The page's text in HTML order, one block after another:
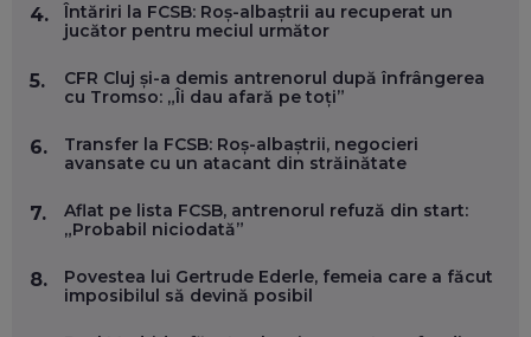
ANDREI AVĂDANEI, BIT SENTINEL: CUM ÎȚI PROTEJEZI
CARIERĂ DE „HACKER CU PERMIS”
EP. 56
DOINA VÎLCEANU, CONTENTSPEED: VREI SUCCES ONLINE?
EP. 55
OLIVIU MATEI, HOLISUN: SOFTWARE DE LA CLUJ PENTRU
WASHINGTON, OCHELARI INTELIGENȚI ȘI FERME
4.
Întăriri la FCSB: Roș-albaștrii au recuperat un
jucător pentru meciul următor
5.
CFR Cluj și-a demis antrenorul după înfrângerea
cu Tromso: „Îi dau afară pe toți”
6.
Transfer la FCSB: Roș-albaștrii, negocieri
avansate cu un atacant din străinătate
7.
Aflat pe lista FCSB, antrenorul refuză din start:
„Probabil niciodată”
8.
Povestea lui Gertrude Ederle, femeia care a făcut
imposibilul să devină posibil